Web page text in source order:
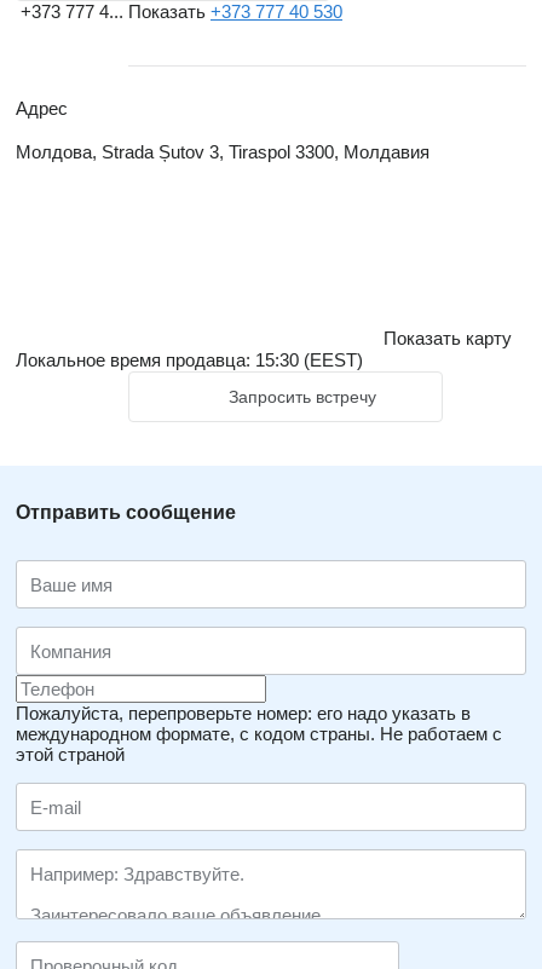
+373 777 4... Показать +373 777 40 530
Адрес
Молдова, Strada Șutov 3, Tiraspol 3300, Молдавия
Показать карту
Локальное время продавца: 15:30 (EEST)
Запросить встречу
Отправить сообщение
Пожалуйста, перепроверьте номер: его надо указать в
международном формате, с кодом страны. Не работаем с
этой страной